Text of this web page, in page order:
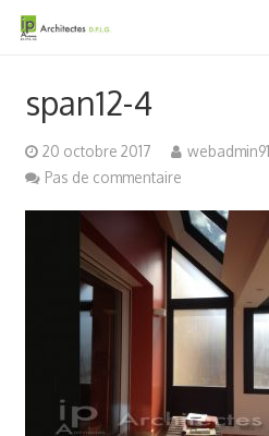
Qui sommes nous ?
Projets
Actualités & médias
span12-4
20 octobre 2017
webadmin91
Pas de commentaire